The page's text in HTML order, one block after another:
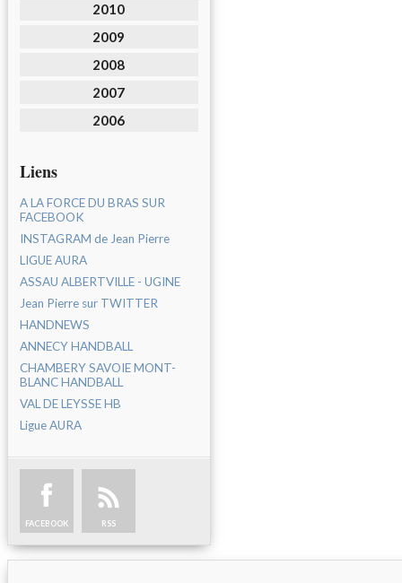
2010
2009
2008
2007
2006
Liens
A LA FORCE DU BRAS SUR
FACEBOOK
INSTAGRAM de Jean Pierre
LIGUE AURA
ASSAU ALBERTVILLE - UGINE
Jean Pierre sur TWITTER
HANDNEWS
ANNECY HANDBALL
CHAMBERY SAVOIE MONT-
BLANC HANDBALL
VAL DE LEYSSE HB
Ligue AURA
FACEBOOK RSS